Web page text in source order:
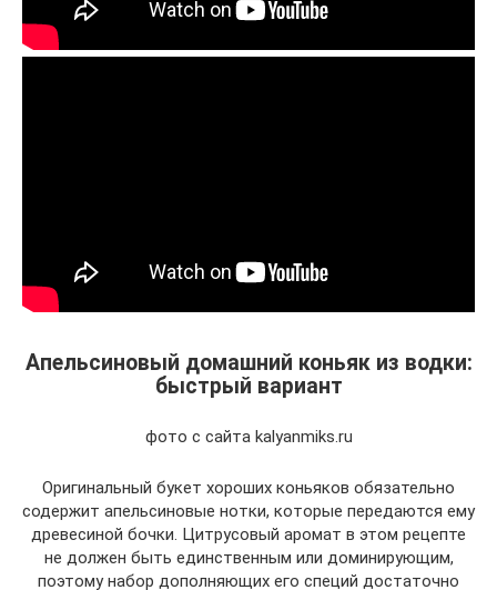
Апельсиновый домашний коньяк из водки:
быстрый вариант
фото с сайта kalyanmiks.ru
Оригинальный букет хороших коньяков обязательно
содержит апельсиновые нотки, которые передаются ему
древесиной бочки. Цитрусовый аромат в этом рецепте
не должен быть единственным или доминирующим,
поэтому набор дополняющих его специй достаточно